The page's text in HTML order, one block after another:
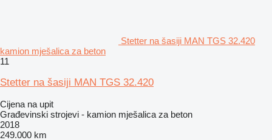
Stetter na šasiji MAN TGS 32.420
kamion mješalica za beton
11
Stetter na šasiji MAN TGS 32.420
Cijena na upit
Građevinski strojevi - kamion mješalica za beton
2018
249.000 km